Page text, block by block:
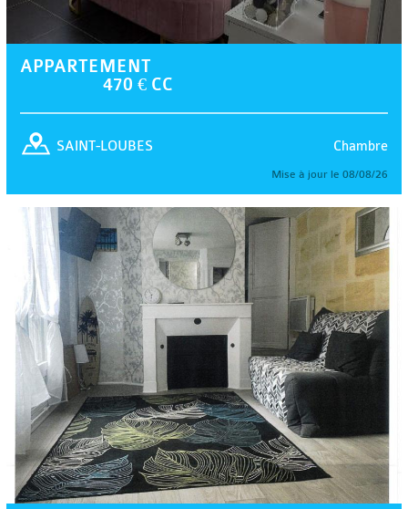
APPARTEMENT
470 € CC
Chambre
SAINT-LOUBES
Mise à jour le 08/08/26